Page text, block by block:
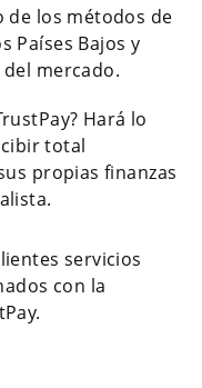
de los métodos de
Países Bajos y
mercado.
Hará lo
total
propias finanzas
servicios
con la